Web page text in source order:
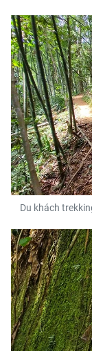
Du khách